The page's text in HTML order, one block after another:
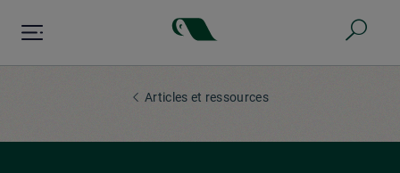
Articles et ressources